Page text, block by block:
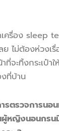
เครื่อง sleep
ไม่ต้องห่วงเ
จะทิ้งกระเป๋าใ
งที่บ้าน
รตรวจการนอ
ผู้หญิงนอนกรน